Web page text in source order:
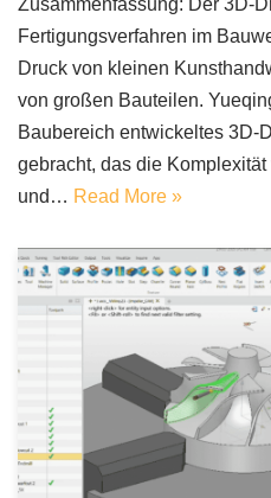
Zusammenfassung: Der 3D-
Fertigungsverfahren im
Druck von kleinen
von großen Bauteilen.
Baubereich entwickeltes 3D-
gebracht, das die
und… Read More »